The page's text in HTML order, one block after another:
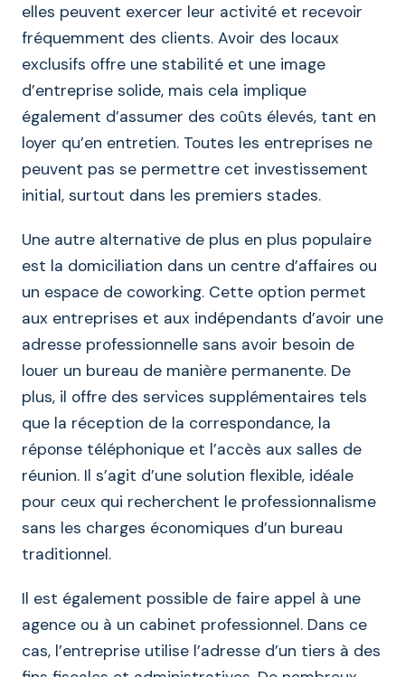
elles peuvent exercer leur activité et recevoir
fréquemment des clients. Avoir des locaux
exclusifs offre une stabilité et une image
d’entreprise solide, mais cela implique
également d’assumer des coûts élevés, tant en
loyer qu’en entretien. Toutes les entreprises ne
peuvent pas se permettre cet investissement
initial, surtout dans les premiers stades.
Une autre alternative de plus en plus populaire
est la domiciliation dans un centre d’affaires ou
un espace de coworking. Cette option permet
aux entreprises et aux indépendants d’avoir une
adresse professionnelle sans avoir besoin de
louer un bureau de manière permanente. De
plus, il offre des services supplémentaires tels
que la réception de la correspondance, la
réponse téléphonique et l’accès aux salles de
réunion. Il s’agit d’une solution flexible, idéale
pour ceux qui recherchent le professionnalisme
sans les charges économiques d’un bureau
traditionnel.
Il est également possible de faire appel à une
agence ou à un cabinet professionnel. Dans ce
cas, l’entreprise utilise l’adresse d’un tiers à des